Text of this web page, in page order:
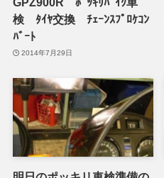
検 ﾀｲﾔ交換 ﾁｪｰﾝｽﾌﾟﾛｹｺﾝ
ﾊﾞｰﾄ
2014年7月29日